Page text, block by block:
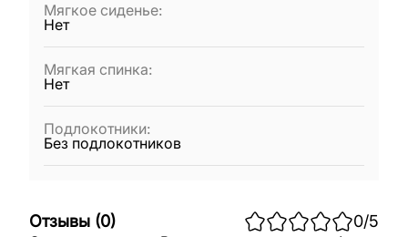
Мягкое сиденье:
Нет
Мягкая спинка:
Нет
Подлокотники:
Без подлокотников
Отзывы (0) 0/5